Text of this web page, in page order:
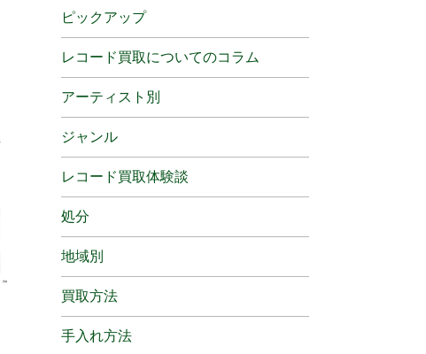
ピックアップ
レコード買取についてのコラム
アーティスト別
ジャンル
レコード買取体験談
処分
地域別
買取方法
手入れ方法